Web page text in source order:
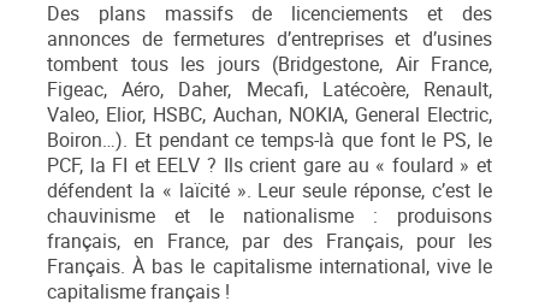
Des plans massifs de licenciements et des
annonces de fermetures d’entreprises et d’usines
tombent tous les jours (Bridgestone, Air France,
Figeac, Aéro, Daher, Mecafi, Latécoère, Renault,
Valeo, Elior, HSBC, Auchan, NOKIA, General Electric,
Boiron…). Et pendant ce temps-là que font le PS, le
PCF, la FI et EELV ? Ils crient gare au « foulard » et
défendent la « laïcité ». Leur seule réponse, c’est le
chauvinisme et le nationalisme : produisons
français, en France, par des Français, pour les
Français. À bas le capitalisme international, vive le
capitalisme français !